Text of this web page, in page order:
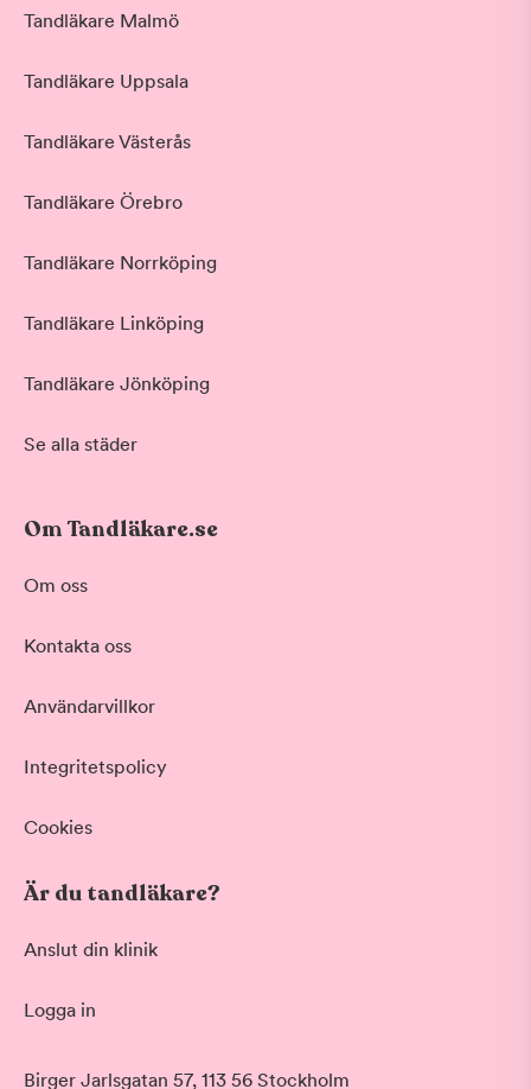
Tandläkare Malmö
Tandläkare Uppsala
Tandläkare Västerås
Tandläkare Örebro
Tandläkare Norrköping
Tandläkare Linköping
Tandläkare Jönköping
Se alla städer
Om Tandläkare.se
Om oss
Kontakta oss
Användarvillkor
Integritetspolicy
Cookies
Är du tandläkare?
Anslut din klinik
Logga in
Birger Jarlsgatan 57, 113 56 Stockholm